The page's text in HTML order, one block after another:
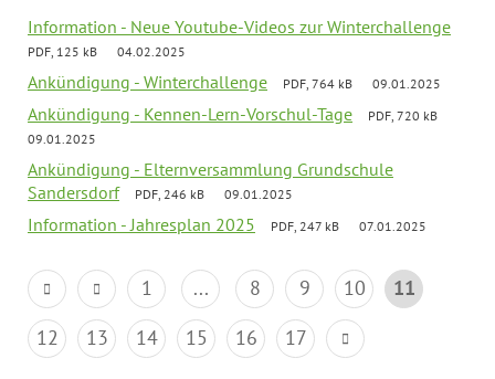
Information - Neue Youtube-Videos zur Winterchallenge
PDF, 125 kB 04.02.2025
Ankündigung - Winterchallenge PDF, 764 kB 09.01.2025
Ankündigung - Kennen-Lern-Vorschul-Tage
PDF, 720 kB
09.01.2025
Ankündigung - Elternversammlung Grundschule
Sandersdorf
PDF, 246 kB 09.01.2025
Information - Jahresplan 2025 PDF, 247 kB 07.01.2025
1 ... 8 9 10
11
12
13 14 15 16 17